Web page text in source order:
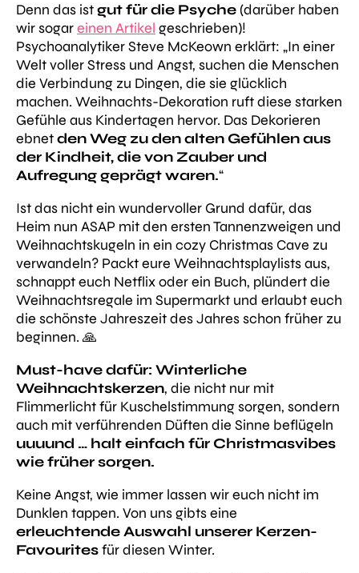
Denn das istgut für die Psyche (darüber haben
wir sogareinen Artikel geschrieben)!
Psychoanalytiker Steve McKeown erklärt: „In einer
Welt voller Stress und Angst, suchen die Menschen
die Verbindung zu Dingen, die sie glücklich
machen. Weihnachts-Dekoration ruft diese starken
Gefühle aus Kindertagen hervor. Das Dekorieren
ebnetden Weg zu den alten Gefühlen aus
der Kindheit, die von Zauber und
Aufregung geprägt waren.“
Ist das nicht ein wundervoller Grund dafür, das
Heim nun ASAP mit den ersten Tannenzweigen und
Weihnachtskugeln in ein cozy Christmas Cave zu
verwandeln? Packt eure Weihnachtsplaylists aus,
schnappt euch Netflix oder ein Buch, plündert die
Weihnachtsregale im Supermarkt und erlaubt euch
die schönste Jahreszeit des Jahres schon früher zu
beginnen. 🙏
Must-have dafür: Winterliche
Weihnachtskerzen, die nicht nur mit
Flimmerlicht für Kuschelstimmung sorgen, sondern
auch mit verführenden Düften die Sinne beflügeln
uuuund … halt einfach für Christmasvibes
wie früher sorgen.
Keine Angst, wie immer lassen wir euch nicht im
Dunklen tappen. Von uns gibts eine
erleuchtende Auswahl unserer Kerzen-
Favouritesfür diesen Winter.